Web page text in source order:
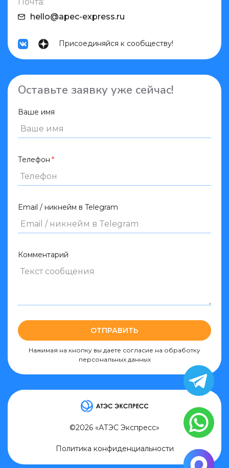
hello@apec-express.ru
Присоединяйся к сообществу!
Оставьте заявку уже сейчас!
Ваше имя
Телефон
Email / никнейм в Telegram
Комментарий
ОТПРАВИТЬ
Нажимая на кнопку вы даете согласие на обработку
персональных данных
©2026 «АТЭС Экспресс»
Политика конфиденциальности